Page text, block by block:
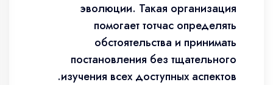
эволюции. Такая организация
помогает тотчас определять
обстоятельства и принимать
постановления без тщательного
изучения всех доступных аспектов.